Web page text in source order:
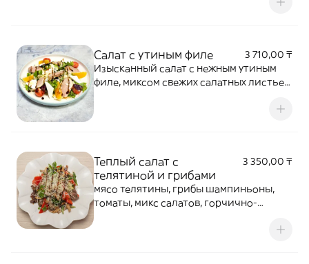
Салат с утиным филе
3 710,00 ₸
Изысканный салат с нежным утиным
филе, миксом свежих салатных листьев,
сочетание сладких, свежих и
пикантных вкусов.
Теплый салат с
телятиной и грибами
3 350,00 ₸
мясо телятины, грибы шампиньоны,
томаты, микс салатов, горчично-